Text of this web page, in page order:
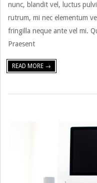
nunc, blandit vel, luctus
rutrum, mi nec elementum
fringilla neque ante vel mi.
Praesent
READ MORE →